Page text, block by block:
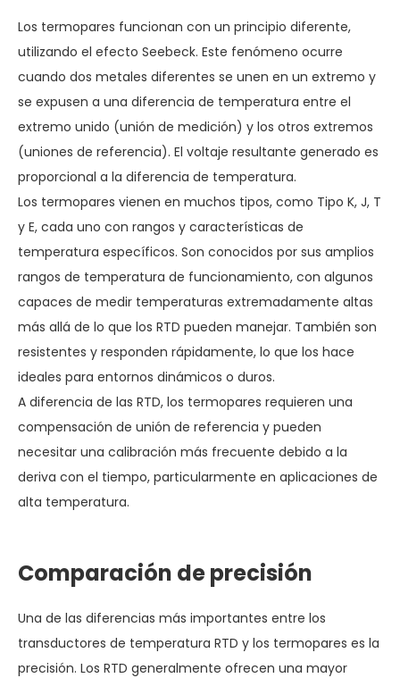
Los termopares funcionan con un principio diferente,
utilizando el efecto Seebeck. Este fenómeno ocurre
cuando dos metales diferentes se unen en un extremo y
se expusen a una diferencia de temperatura entre el
extremo unido (unión de medición) y los otros extremos
(uniones de referencia). El voltaje resultante generado es
proporcional a la diferencia de temperatura.
Los termopares vienen en muchos tipos, como Tipo K, J, T
y E, cada uno con rangos y características de
temperatura específicos. Son conocidos por sus amplios
rangos de temperatura de funcionamiento, con algunos
capaces de medir temperaturas extremadamente altas
más allá de lo que los RTD pueden manejar. También son
resistentes y responden rápidamente, lo que los hace
ideales para entornos dinámicos o duros.
A diferencia de las RTD, los termopares requieren una
compensación de unión de referencia y pueden
necesitar una calibración más frecuente debido a la
deriva con el tiempo, particularmente en aplicaciones de
alta temperatura.
Comparación de precisión
Una de las diferencias más importantes entre los
transductores de temperatura RTD y los termopares es la
precisión. Los RTD generalmente ofrecen una mayor